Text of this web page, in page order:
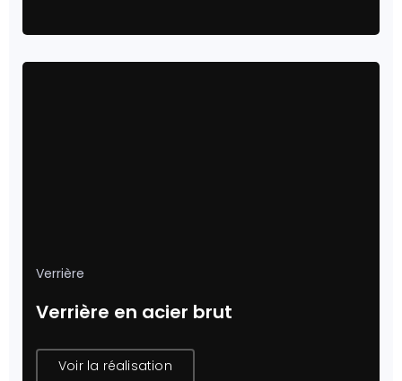
Verrière
Verrière en acier brut
Voir la réalisation